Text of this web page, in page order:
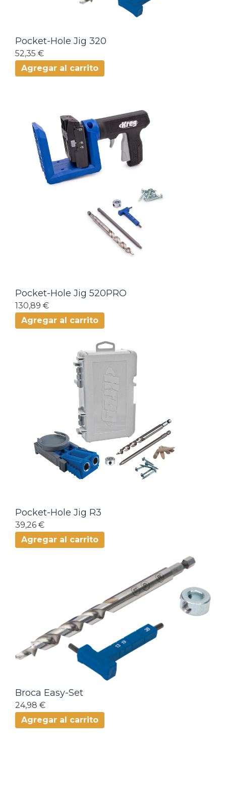
Pocket-Hole Jig 320
52,35 €
Agregar al carrito
Pocket-Hole Jig 520PRO
130,89 €
Agregar al carrito
Pocket-Hole Jig R3
39,26 €
Agregar al carrito
Broca Easy-Set
24,98 €
Agregar al carrito